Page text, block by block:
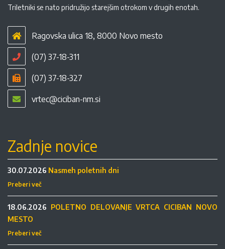
Triletniki se nato pridružijo starejšim otrokom v drugih enotah.
Ragovska ulica 18, 8000 Novo mesto
(07) 37-18-311
(07) 37-18-327
vrtec@ciciban-nm.si
Zadnje novice
30.07.2026 Nasmeh poletnih dni
Preberi več
18.06.2026 POLETNO DELOVANJE VRTCA CICIBAN NOVO
MESTO
Preberi več